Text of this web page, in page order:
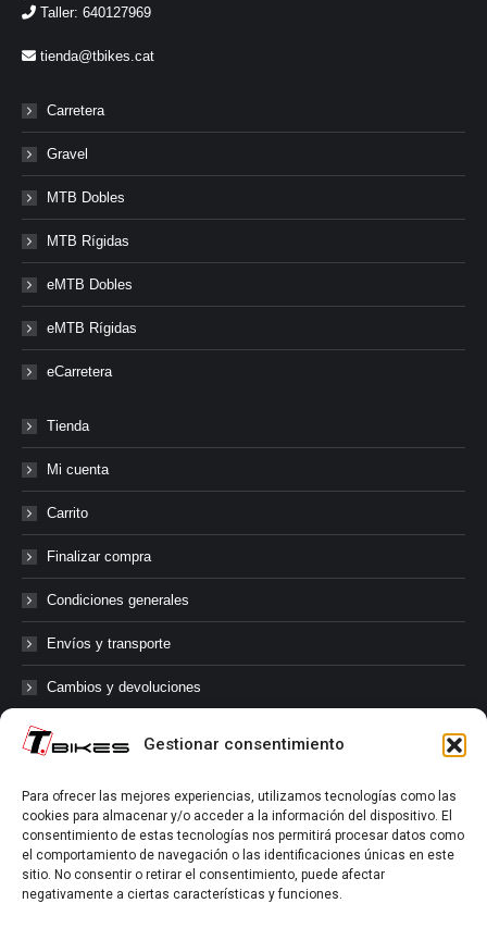
Gestionar consentimiento
Para ofrecer las mejores experiencias, utilizamos tecnologías como las
cookies para almacenar y/o acceder a la información del dispositivo. El
consentimiento de estas tecnologías nos permitirá procesar datos como
el comportamiento de navegación o las identificaciones únicas en este
sitio. No consentir o retirar el consentimiento, puede afectar
negativamente a ciertas características y funciones.
Taller: 640127969
tienda@tbikes.cat
Carretera
Gravel
MTB Dobles
MTB Rígidas
eMTB Dobles
eMTB Rígidas
eCarretera
Tienda
Mi cuenta
Carrito
Finalizar compra
Condiciones generales
Envíos y transporte
Cambios y devoluciones
@tbikes.cat #tbikes
Síguenos en las redes sociales de Tbikes, mantente informado de
nuestras novedades, productos, salidas en grupo, ofertas, sorteos ...
y muchos más!